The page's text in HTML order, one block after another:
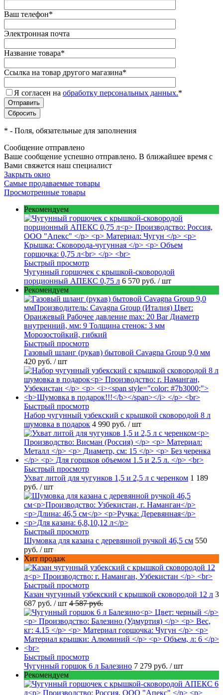
Ваш телефон*
Электронная почта
Название товара*
Ссылка на товар другого магазина*
Я согласен на обработку персональных данных.*
* - Поля, обязательные для заполнения
Сообщение отправлено
Ваше сообщение успешно отправлено. В ближайшее время с
Вами свяжется наш специалист
Закрыть окно
Самые продаваемые товары
Просмотренные товары
Рекомендуем
Быстрый просмотр
Чугунный горшочек с крышкой-сковородой
порционный АПЕКС 0,75 л 6 570 руб. / шт
Рекомендуем
Быстрый просмотр
Газовый шланг (рукав) бытовой Cavagna Group 9,0 мм
420 руб. / шт
Быстрый просмотр
Набор чугунный узбекский с крышкой сковородой 8 л
шумовка в подарок 4 990 руб. / шт
Быстрый просмотр
Ухват литой для чугунков 1,5 и 2,5 л с черенком 1 189
руб. / шт
Быстрый просмотр
Шумовка для казана с деревянной ручкой 46,5 см 550
руб. / шт
Хит продаж
Быстрый просмотр
Казан чугунный узбекский с крышкой сковородой 12 л 3
687 руб. / шт 4 587 руб.
Быстрый просмотр
Чугунный горшок 6 л Балезино 7 279 руб. / шт
Рекомендуем